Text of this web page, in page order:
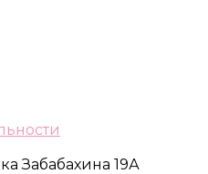
Забабахина 19А